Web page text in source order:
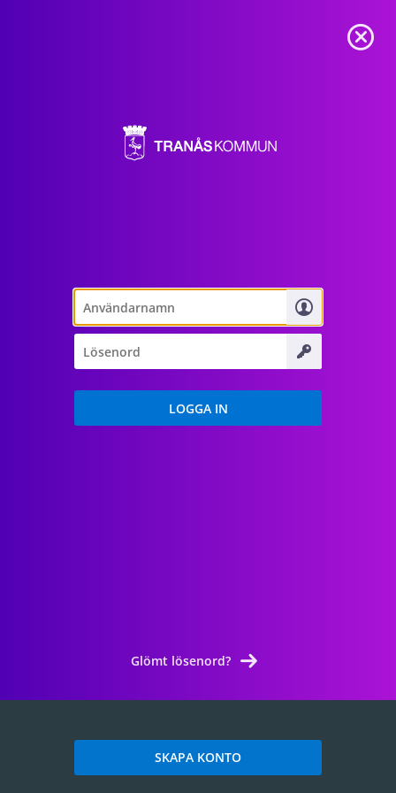
Glömt lösenord?
SKAPA KONTO